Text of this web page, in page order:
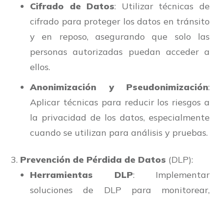
Cifrado de Datos: Utilizar técnicas de
cifrado para proteger los datos en tránsito
y en reposo, asegurando que solo las
personas autorizadas puedan acceder a
ellos.
Anonimización y Pseudonimización:
Aplicar técnicas para reducir los riesgos a
la privacidad de los datos, especialmente
cuando se utilizan para análisis y pruebas.
Prevención de Pérdida de Datos (DLP):
Herramientas DLP: Implementar
soluciones de DLP para monitorear,